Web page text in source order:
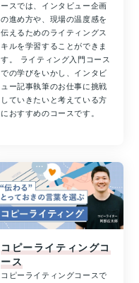
ースでは、インタビュー企画
の進め方や、現場の温度感を
伝えるためのライティングス
キルを学習することができま
す。 ライティング入門コース
での学びをいかし、インタビ
ュー記事執筆のお仕事に挑戦
していきたいと考えている方
におすすめのコースです。
コピーライティングコ
ース
コピーライティングコースで